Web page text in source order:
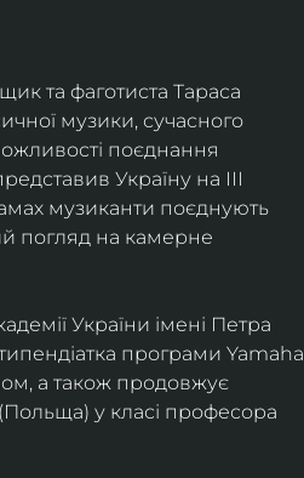
та фаготиста Тараса
музики, сучасного
поєднання
Україну на ІІІ
музиканти поєднують
погляд на камерне
України імені Петра
програми Yamaha
а також продовжує
у класі професора